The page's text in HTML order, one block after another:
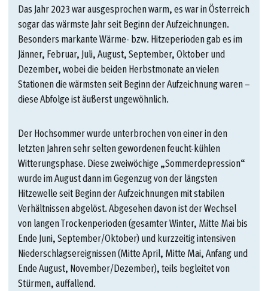
Das Jahr 2023 war ausgesprochen warm, es war in Österreich
sogar das wärmste Jahr seit Beginn der Aufzeichnungen.
Besonders markante Wärme- bzw. Hitzeperioden gab es im
Jänner, Februar, Juli, August, September, Oktober und
Dezember, wobei die beiden Herbstmonate an vielen
Stationen die wärmsten seit Beginn der Aufzeichnung waren –
diese Abfolge ist äußerst ungewöhnlich.
Der Hochsommer wurde unterbrochen von einer in den
letzten Jahren sehr selten gewordenen feucht-kühlen
Witterungsphase. Diese zweiwöchige „Sommerdepression“
wurde im August dann im Gegenzug von der längsten
Hitzewelle seit Beginn der Aufzeichnungen mit stabilen
Verhältnissen abgelöst. Abgesehen davon ist der Wechsel
von langen Trockenperioden (gesamter Winter, Mitte Mai bis
Ende Juni, September/Oktober) und kurzzeitig intensiven
Niederschlagsereignissen (Mitte April, Mitte Mai, Anfang und
Ende August, November/Dezember), teils begleitet von
Stürmen, auffallend.